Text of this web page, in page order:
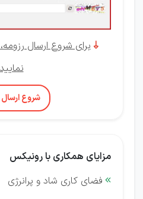
 برای شروع ارسال
شروع ارسال
مزایای همکاری با رونیکس
 فضای کاری شاد و پرانرژی